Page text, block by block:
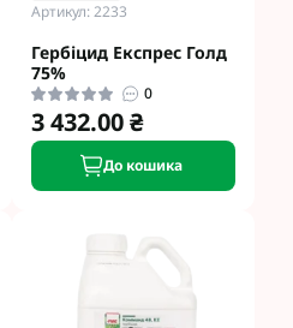
Артикул: 2233
Гербіцид Експрес Голд
75%
0
3 432.00 ₴
До кошика